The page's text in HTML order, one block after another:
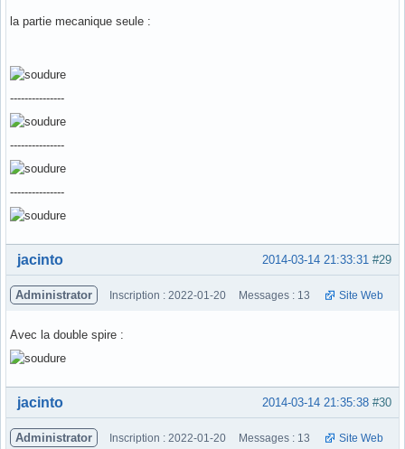
la partie mecanique seule :
---------------
---------------
---------------
Hors ligne #29
2014-03-14 21:33:31
jacinto
Administrator Inscription : 2022-01-20 Messages : 13 Site Web
Avec la double spire :
Hors ligne #30
2014-03-14 21:35:38
jacinto
Administrator Inscription : 2022-01-20 Messages : 13 Site Web